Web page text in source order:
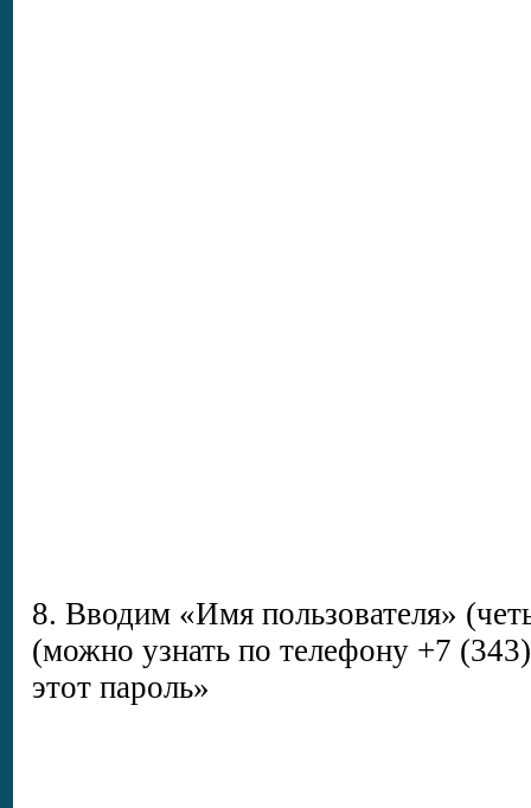
8. Вводим «Имя пользователя»
(можно узнать по телефону +7
этот пароль»